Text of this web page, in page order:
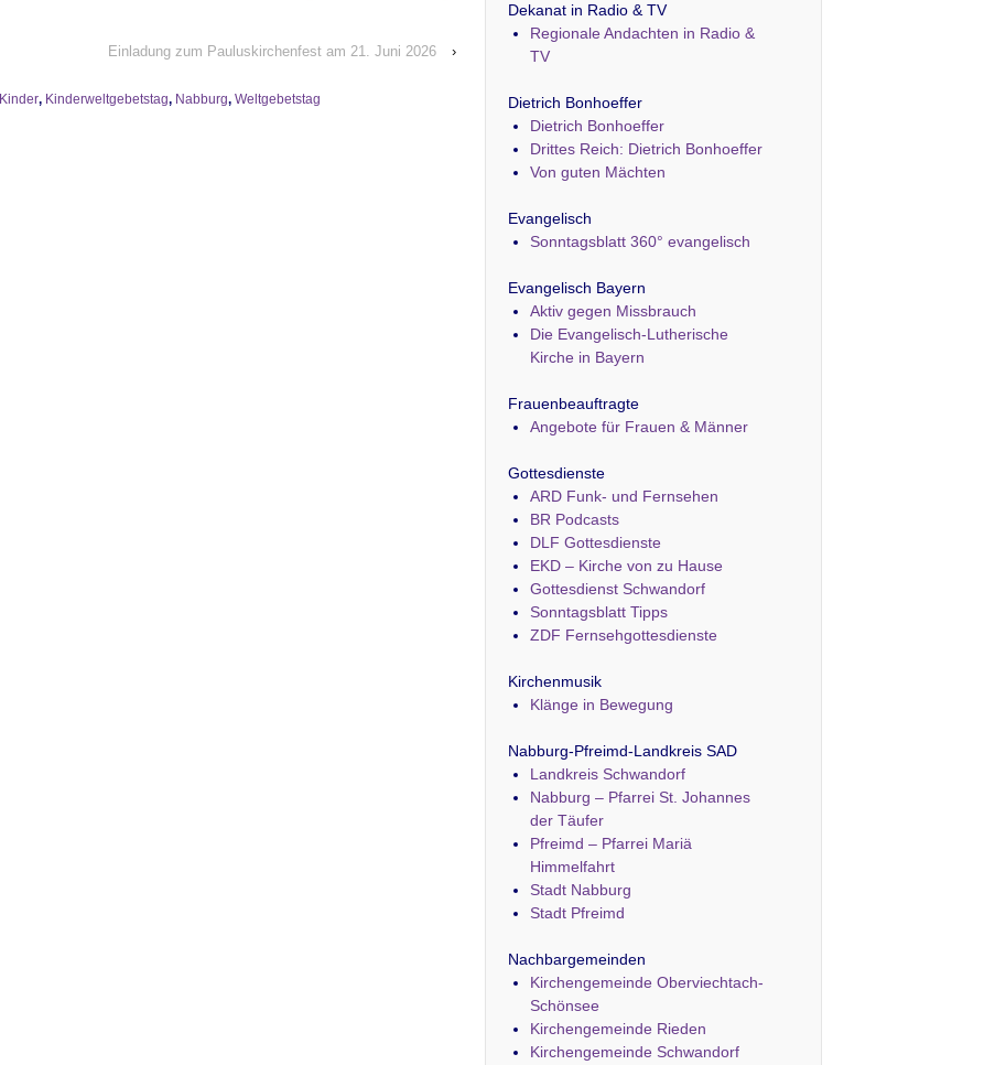
Einladung zum Pauluskirchenfest am 21. Juni 2026 ›
Kinder, Kinderweltgebetstag, Nabburg, Weltgebetstag
Dekanat in Radio & TV
Regionale Andachten in Radio &
TV
Dietrich Bonhoeffer
Dietrich Bonhoeffer
Drittes Reich: Dietrich Bonhoeffer
Von guten Mächten
Evangelisch
Sonntagsblatt 360° evangelisch
Evangelisch Bayern
Aktiv gegen Missbrauch
Die Evangelisch-Lutherische
Kirche in Bayern
Frauenbeauftragte
Angebote für Frauen & Männer
Gottesdienste
ARD Funk- und Fernsehen
BR Podcasts
DLF Gottesdienste
EKD – Kirche von zu Hause
Gottesdienst Schwandorf
Sonntagsblatt Tipps
ZDF Fernsehgottesdienste
Kirchenmusik
Klänge in Bewegung
Nabburg-Pfreimd-Landkreis SAD
Landkreis Schwandorf
Nabburg – Pfarrei St. Johannes
der Täufer
Pfreimd – Pfarrei Mariä
Himmelfahrt
Stadt Nabburg
Stadt Pfreimd
Nachbargemeinden
Kirchengemeinde Oberviechtach-
Schönsee
Kirchengemeinde Rieden
Kirchengemeinde Schwandorf